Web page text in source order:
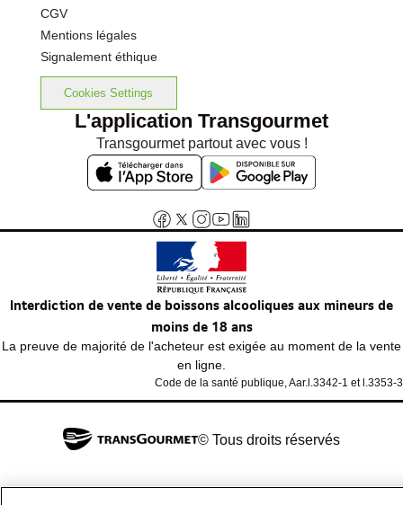
CGV
Mentions légales
Signalement éthique
Cookies Settings
L'application Transgourmet
Transgourmet partout avec vous !
Interdiction de vente de boissons alcooliques aux mineurs de
moins de 18 ans
La preuve de majorité de l'acheteur est exigée au moment de la vente
en ligne.
Code de la santé publique, Aar.l.3342-1 et l.3353-3
© Tous droits réservés